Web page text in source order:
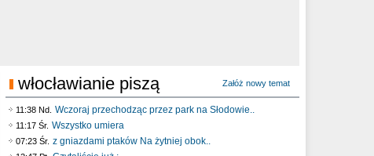
włocławianie piszą Załóż nowy temat
11:38 Nd. Wczoraj przechodząc przez park na Słodowie..
11:17 Śr. Wszystko umiera
07:23 Śr. z gniazdami ptaków Na żytniej obok..